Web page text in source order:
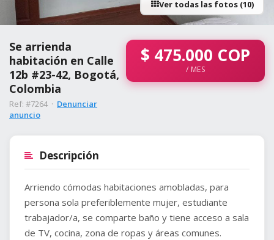
Ver todas las fotos (10)
Se arrienda
habitación en Calle
12b #23-42, Bogotá,
Colombia
Ref: #7264 · Denunciar
anuncio
$ 475.000 COP
/ MES
Descripción
Arriendo cómodas habitaciones amobladas, para
persona sola preferiblemente mujer, estudiante
trabajador/a, se comparte baño y tiene acceso a sala
de TV, cocina, zona de ropas y áreas comunes.